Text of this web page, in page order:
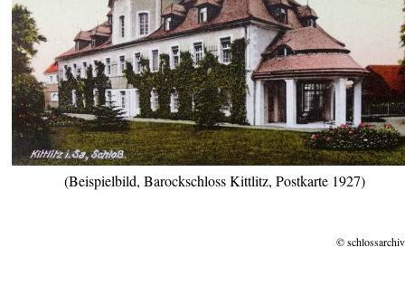
(Beispielbild, Barockschloss Kittlitz, Postkarte 1927)
©